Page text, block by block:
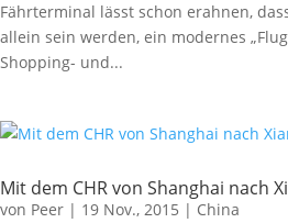
Fährterminal lässt schon erahnen,
allein sein werden, ein modernes
Shopping- und...
Mit dem CHR von Shanghai nach
von Peer | 19 Nov., 2015 | China